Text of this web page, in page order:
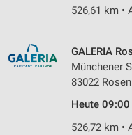
526,61 km •
GALERIA
Münchener
83022
Heute
526,72 km •